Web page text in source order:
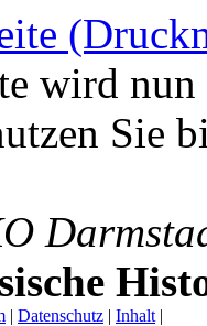
wird
Sie
| Datenschutz | Inhalt |